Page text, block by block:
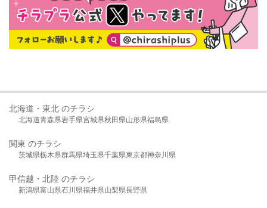
北海道・東北 のチラシ
北海道青森県岩手県宮城県秋田県山形県福島県
関東 のチラシ
茨城県栃木県群馬県埼玉県千葉県東京都神奈川県
甲信越・北陸 のチラシ
新潟県富山県石川県福井県山梨県長野県